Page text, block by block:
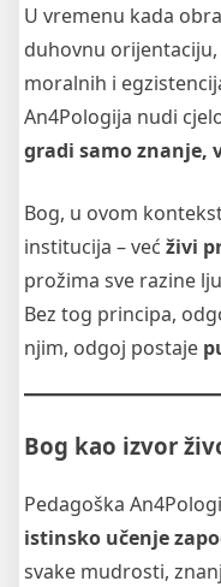
U vremenu kada
duhovnu
moralnih i
An4Pologija nudi
gradi samo znanje,
Bog, u ovom
institucija – već živi
prožima sve razine
Bez tog principa,
njim, odgoj postaje
Bog kao izvor
Pedagoška
istinsko učenje
svake mudrosti,